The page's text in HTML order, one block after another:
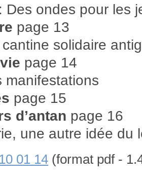
Des ondes pour les
page 13
cantine solidaire
page 14
manifestations
page 15
d’antan page 16
une autre idée du
01 14 (format pdf -